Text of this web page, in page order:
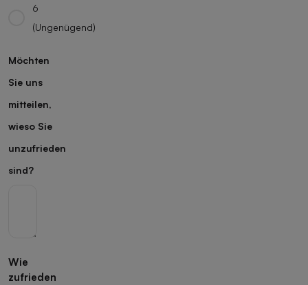
6
(Ungenügend)
Möchten
Sie uns
mitteilen,
wieso Sie
unzufrieden
sind?
Wie
zufrieden